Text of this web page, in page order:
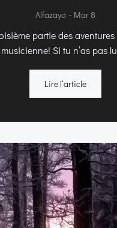
Alfazaya - Mar 8
partie des
musicienne! Si tu n’as pas
Lire l‘article